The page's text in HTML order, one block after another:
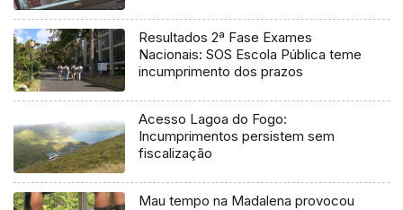
Resultados 2ª Fase Exames
Nacionais: SOS Escola Pública teme
incumprimento dos prazos
Acesso Lagoa do Fogo:
Incumprimentos persistem sem
fiscalização
Mau tempo na Madalena provocou